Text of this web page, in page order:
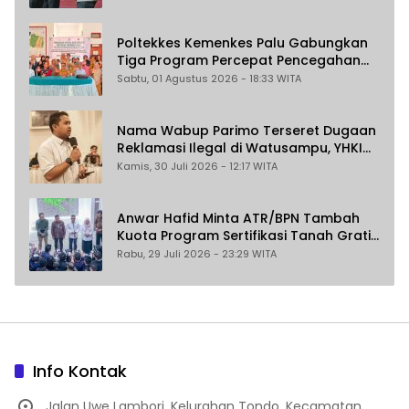
Poltekkes Kemenkes Palu Gabungkan
Tiga Program Percepat Pencegahan
Stunting di Donggala
Sabtu, 01 Agustus 2026 - 18:33 WITA
Nama Wabup Parimo Terseret Dugaan
Reklamasi Ilegal di Watusampu, YHKI
Desak Polda Sulteng Tingkatkan
Kamis, 30 Juli 2026 - 12:17 WITA
Anwar Hafid Minta ATR/BPN Tambah
Kuota Program Sertifikasi Tanah Gratis
untuk Masyarakat Berpenghasilan
Rabu, 29 Juli 2026 - 23:29 WITA
Info Kontak